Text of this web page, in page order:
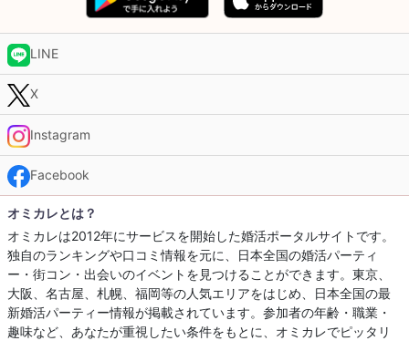
LINE
X
Instagram
Facebook
オミカレとは？
オミカレは2012年にサービスを開始した婚活ポータルサイトです。
独自のランキングや口コミ情報を元に、日本全国の婚活パーティ
ー・街コン・出会いのイベントを見つけることができます。東京、
大阪、名古屋、札幌、福岡等の人気エリアをはじめ、日本全国の最
新婚活パーティー情報が掲載されています。参加者の年齢・職業・
趣味など、あなたが重視したい条件をもとに、オミカレでピッタリ